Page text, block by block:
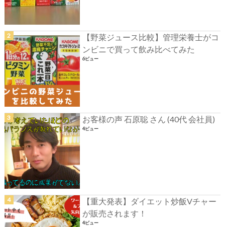
【野菜ジュース比較】管理栄養士がコ
ンビニで買って飲み比べてみた
6ビュー
お客様の声 石原聡 さん (40代 会社員)
4ビュー
【重大発表】ダイエット炒飯Vチャー
が販売されます！
4ビュー